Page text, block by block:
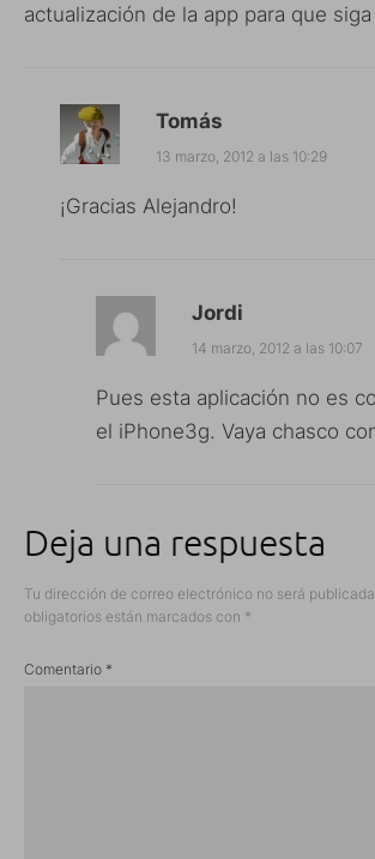
actualización de la app para que
Tomás
13 marzo, 2012 a las 10:29
¡Gracias Alejandro!
Jordi
14 marzo, 2012 a las 10:07
Pues esta aplicación no es
el iPhone3g. Vaya chasco
Deja una respuesta
Tu dirección de correo electrónico no será publicada.
obligatorios están marcados con *
Comentario *